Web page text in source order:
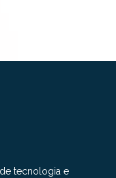
tecnologia e